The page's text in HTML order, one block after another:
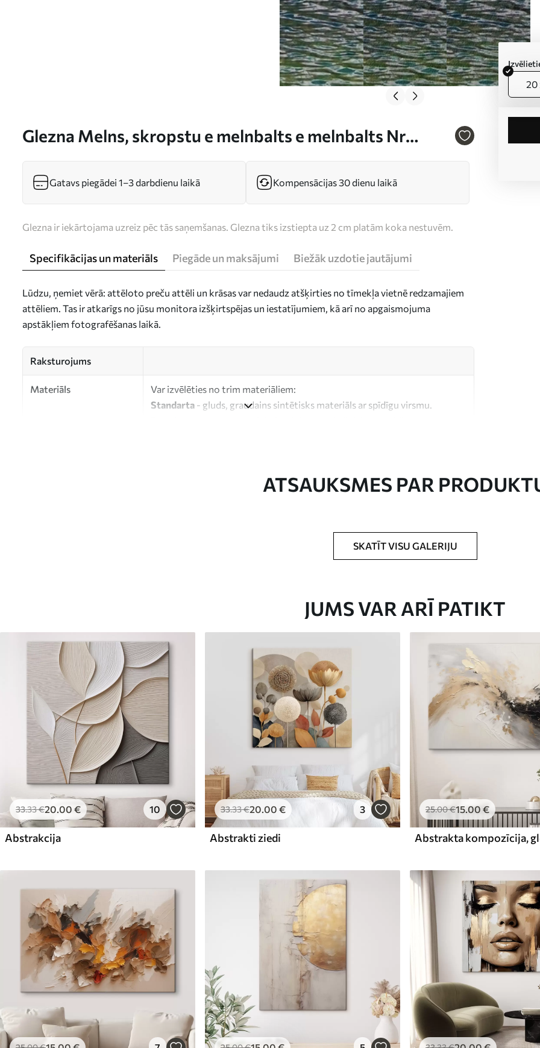
Glezna Melns, skropstu e melnbalts e melnbalts Nr
20
Gatavs piegādei 1–3 darbdienu laikā Kompensācijas 30 dienu laikā
Glezna ir iekārtojama uzreiz pēc tās saņemšanas. Glezna tiks izstiepta uz 2 cm platām koka nestuvēm.
Specifikācijas un materiāls Piegāde un maksājumi Biežāk uzdotie jautājumi
Lūdzu, ņemiet vērā: attēloto preču attēli un krāsas var nedaudz atšķirties no tīmekļa vietnē redzamajiem
attēliem. Tas ir atkarīgs no jūsu monitora izšķirtspējas un iestatījumiem, kā arī no apgaismojuma
apstākļiem fotografēšanas laikā.
Raksturojums
Materiāls
Var izvēlēties no trim materiāliem:
Standarta - gluds, graudains sintētisks materiāls ar spīdīgu virsmu.
Eco-Premium
ATSAUKSMES PAR
SKATĪT VISU GALERIJU
JUMS VAR ARĪ PATIKT
33.33€20.00 € 10
Abstrakcija
33.33€20.00 € 3
Abstrakti ziedi
25.00€15.00 €